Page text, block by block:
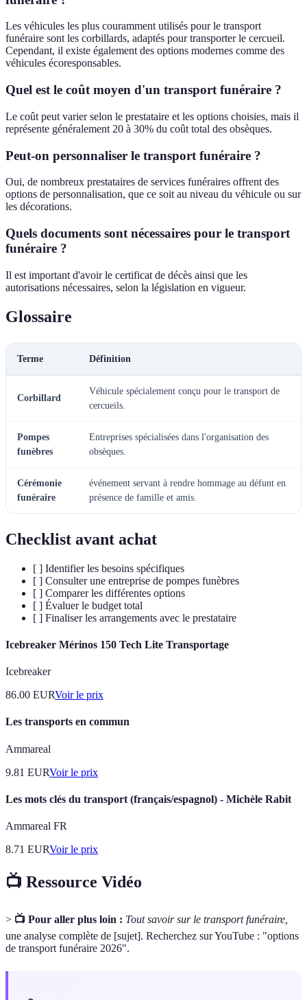
Les véhicules les plus couramment utilisés pour le transport
funéraire sont les corbillards, adaptés pour transporter le cercueil.
Cependant, il existe également des options modernes comme des
véhicules écoresponsables.
Quel est le coût moyen d'un transport funéraire ?
Le coût peut varier selon le prestataire et les options choisies, mais il
représente généralement 20 à 30% du coût total des obsèques.
Peut-on personnaliser le transport funéraire ?
Oui, de nombreux prestataires de services funéraires offrent des
options de personnalisation, que ce soit au niveau du véhicule ou sur
les décorations.
Quels documents sont nécessaires pour le transport
funéraire ?
Il est important d'avoir le certificat de décès ainsi que les
autorisations nécessaires, selon la législation en vigueur.
Glossaire
Terme Définition
Corbillard
Véhicule spécialement conçu pour le transport de
cercueils.
Pompes
funèbres
Entreprises spécialisées dans l'organisation des
obsèques.
Cérémonie
funéraire
événement servant à rendre hommage au défunt en
présence de famille et amis.
Checklist avant achat
[ ] Identifier les besoins spécifiques
[ ] Consulter une entreprise de pompes funèbres
[ ] Comparer les différentes options
[ ] Évaluer le budget total
[ ] Finaliser les arrangements avec le prestataire
Icebreaker Mérinos 150 Tech Lite Transportage
Icebreaker
86.00 EURVoir le prix
Les transports en commun
Ammareal
9.81 EURVoir le prix
Les mots clés du transport (français/espagnol) - Michèle Rabit
Ammareal FR
8.71 EURVoir le prix
📺 Ressource Vidéo
> 📺 Pour aller plus loin : Tout savoir sur le transport funéraire,
une analyse complète de [sujet]. Recherchez sur YouTube : "options
de transport funéraire 2026".